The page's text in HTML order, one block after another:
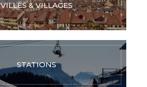
VILLES & VILLAGES
STATIONS